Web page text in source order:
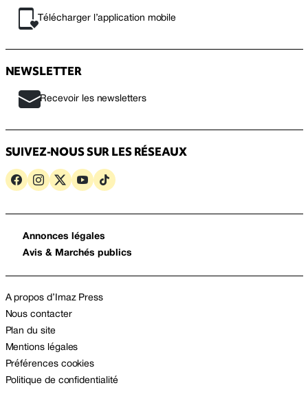
Télécharger l’application mobile
NEWSLETTER
Recevoir les newsletters
SUIVEZ-NOUS SUR LES RÉSEAUX
Annonces légales
Avis & Marchés publics
A propos d’Imaz Press
Nous contacter
Plan du site
Mentions légales
Préférences cookies
Politique de confidentialité